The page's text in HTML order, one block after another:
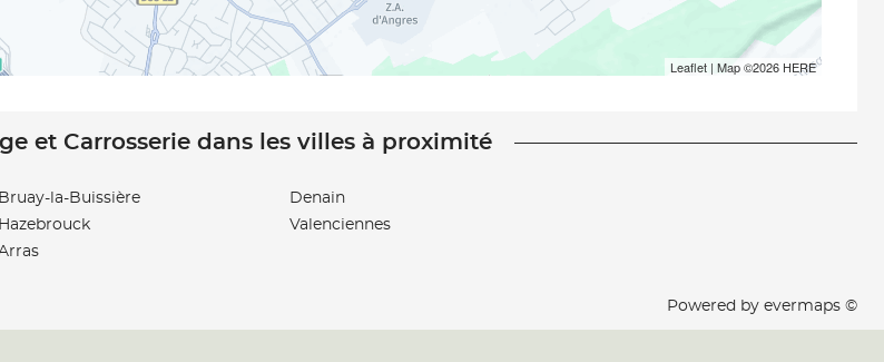
Leaflet| Map ©2026 HERE
et Carrosserie dans les villes à proximité
Bruay-la-Buissière
Hazebrouck
Denain
Valenciennes
Powered by evermaps ©